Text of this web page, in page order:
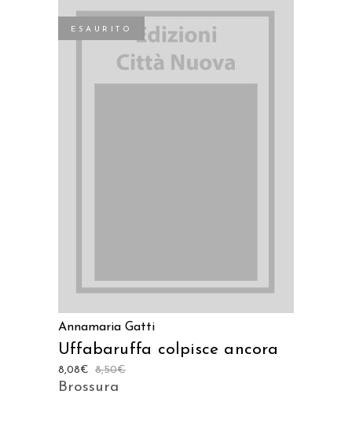
ESAURITO
Annamaria Gatti
Uffabaruffa colpisce ancora
8,50€
8,08€
Brossura